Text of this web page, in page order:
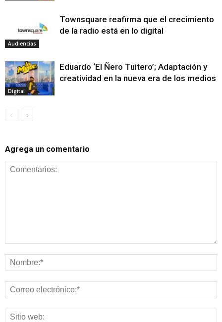
Audiencias
Townsquare reafirma que el crecimiento
de la radio está en lo digital
Digital
Eduardo ‘El Ñero Tuitero’; Adaptación y
creatividad en la nueva era de los medios
Agrega un comentario